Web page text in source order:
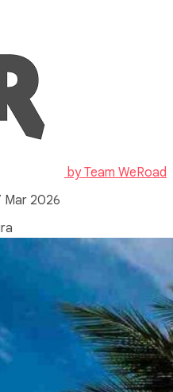
byTeam WeRoad
Mar 2026